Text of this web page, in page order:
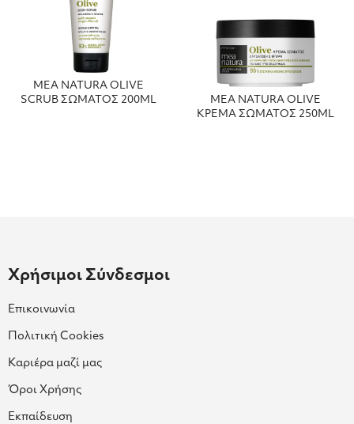
MEA NATURA OLIVE
SCRUB ΣΩΜΑΤΟΣ 200ML
MEA NATURA OLIVE
ΚΡΕΜΑ ΣΩΜΑΤΟΣ 250ML
Χρήσιμοι Σύνδεσμοι
Επικοινωνία
Πολιτική Cookies
Καριέρα μαζί μας
Όροι Χρήσης
Εκπαίδευση